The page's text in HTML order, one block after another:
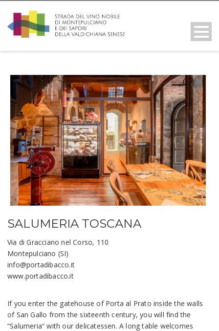
SALUMERIA TOSCANA
Via di Gracciano nel Corso, 110
Montepulciano (SI)
info@portadibacco.it
www.portadibacco.it
If you enter the gatehouse of Porta al Prato inside the walls
of San Gallo from the sixteenth century, you will find the
“Salumeria“ with our delicatessen. A long table welcomes